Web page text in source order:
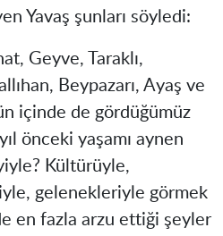
Yavaş şunları söyledi:
Geyve, Taraklı,
Beypazarı, Ayaş ve
içinde de gördüğümüz
önceki yaşamı aynen
Kültürüyle,
gelenekleriyle görmek
en fazla arzu ettiği şeyler